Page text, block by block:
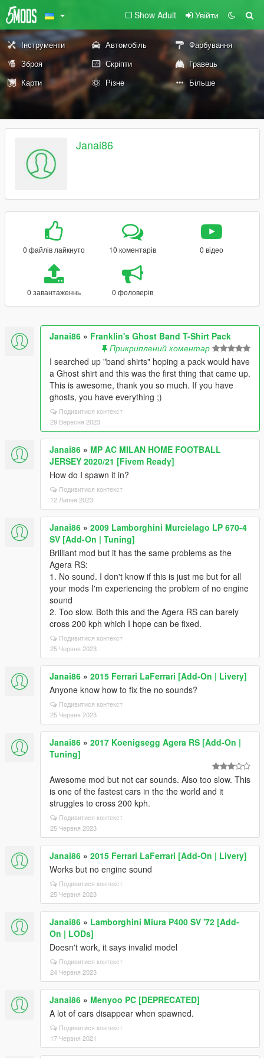
Show Adult Увійти
Інструменти Автомобіль
Фарбування
Зброя
Скріпти
Гравець
Карти
Різне Більше
Janai86
0 файлів лайкнуто 10 коментарів 0 відео
0 завантаженнь 0 фоловерів
Janai86 » Franklin's Ghost Band T-Shirt Pack
Прикриплений коментар
I searched up "band shirts" hoping a pack would have
a Ghost shirt and this was the first thing that came up.
This is awesome, thank you so much. If you have
ghosts, you have everything ;)
Подивитися контекст
29 Вересня 2023
Janai86 » MP AC MILAN HOME FOOTBALL
JERSEY 2020/21 [Fivem Ready]
How do I spawn it in?
Подивитися контекст
12 Липня 2023
Janai86 » 2009 Lamborghini Murcielago LP 670-4
SV [Add-On | Tuning]
Brilliant mod but it has the same problems as the
Agera RS:
1. No sound. I don't know if this is just me but for all
your mods I'm experiencing the problem of no engine
sound
2. Too slow. Both this and the Agera RS can barely
cross 200 kph which I hope can be fixed.
Подивитися контекст
25 Червня 2023
Janai86 » 2015 Ferrari LaFerrari [Add-On | Livery]
Anyone know how to fix the no sounds?
Подивитися контекст
25 Червня 2023
Janai86 » 2017 Koenigsegg Agera RS [Add-On |
Tuning]
Awesome mod but not car sounds. Also too slow. This
is one of the fastest cars in the the world and it
struggles to cross 200 kph.
Подивитися контекст
25 Червня 2023
Janai86 » 2015 Ferrari LaFerrari [Add-On | Livery]
Works but no engine sound
Подивитися контекст
25 Червня 2023
Janai86 » Lamborghini Miura P400 SV '72 [Add-
On | LODs]
Doesn't work, it says invalid model
Подивитися контекст
24 Червня 2023
Janai86 » Menyoo PC [DEPRECATED]
A lot of cars disappear when spawned.
Подивитися контекст
17 Червня 2021